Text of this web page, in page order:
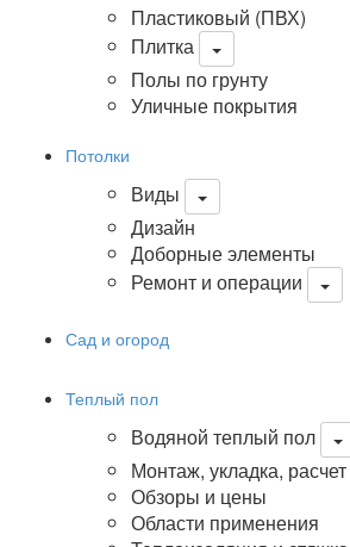
Пластиковый (ПВХ)
Плитка
Полы по грунту
Уличные покрытия
Потолки
Виды
Дизайн
Доборные элементы
Ремонт и операции
Сад и огород
Теплый пол
Водяной теплый пол
Монтаж, укладка, расчет
Обзоры и цены
Области применения